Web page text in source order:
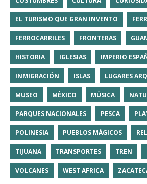
EL TURISMO QUE GRAN INVENTO
FERROCARRILES FRONTERAS
HISTORIA IGLESIAS IMPERIO
INMIGRACIÓN ISLAS LUGARES
MUSEO MÉXICO MÚSICA
PARQUES NACIONALES PESCA
POLINESIA PUEBLOS MÁGICOS
TIJUANA TRANSPORTES TREN
VOLCANES WEST AFRICA